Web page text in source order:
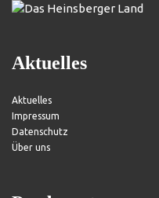
Aktuelles
Aktuelles
Impressum
Datenschutz
Über uns